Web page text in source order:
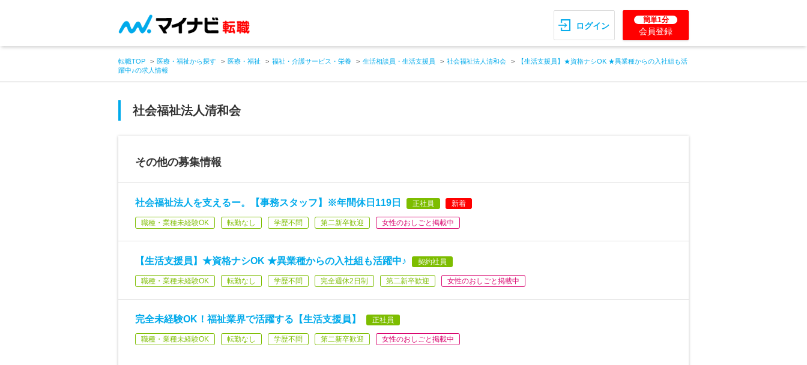
ログイン
簡単1分
会員登録
転職TOP 医療・福祉から探す 医療・福祉 福祉・介護サービス・栄養 生活相談員・生活支援員 社会福祉法人清和会
【生活支援員】★資格ナシOK ★異業種からの入社組も活
躍中♪の求人情報
社会福祉法人清和会
その他の募集情報
社会福祉法人を支えるー。【事務スタッフ】※年間休日119日 正社員 新着
職種・業種未経験OK 転勤なし 学歴不問 第二新卒歓迎 女性のおしごと掲載中
【生活支援員】★資格ナシOK ★異業種からの入社組も活躍中♪ 契約社員
職種・業種未経験OK 転勤なし 学歴不問 完全週休2日制 第二新卒歓迎 女性のおしごと掲載中
完全未経験OK！福祉業界で活躍する【生活支援員】 正社員
職種・業種未経験OK 転勤なし 学歴不問 第二新卒歓迎 女性のおしごと掲載中